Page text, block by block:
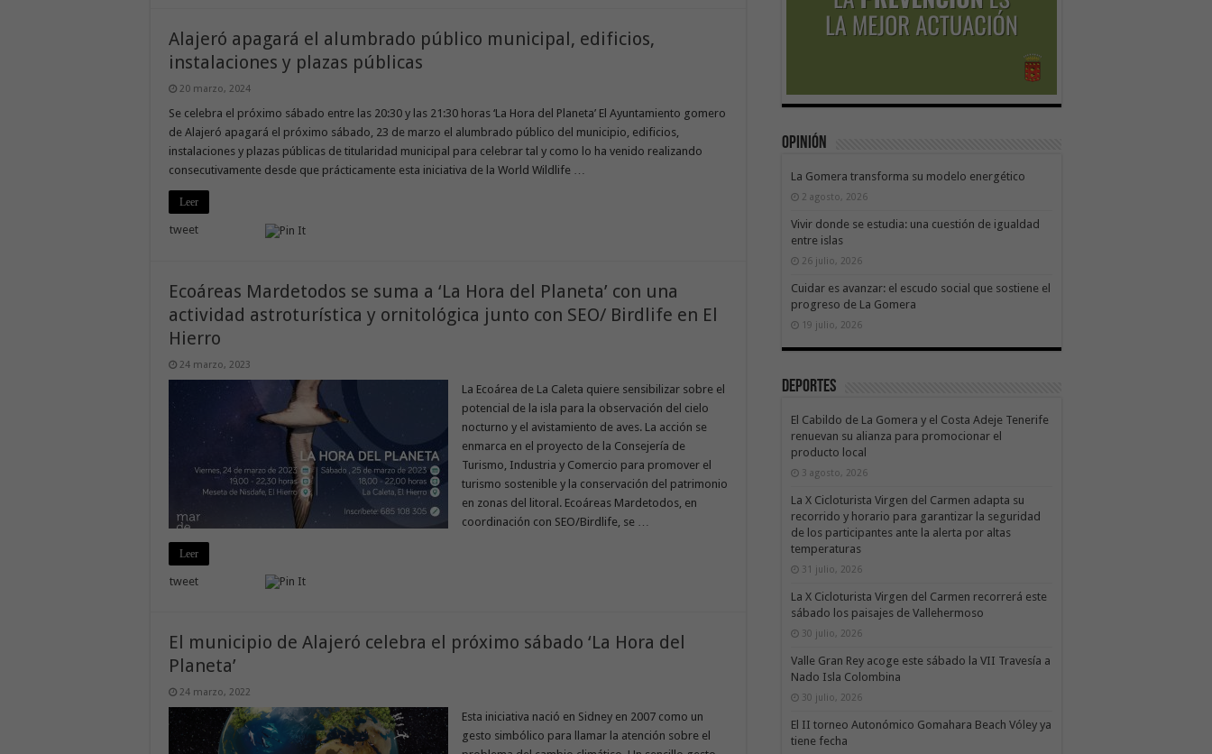
Alajeró apagará el alumbrado público municipal, edificios,
instalaciones y plazas públicas
20 marzo, 2024
Se celebra el próximo sábado entre las 20:30 y las 21:30 horas ‘La Hora del Planeta’ El Ayuntamiento gomero
de Alajeró apagará el próximo sábado, 23 de marzo el alumbrado público del municipio, edificios,
instalaciones y plazas públicas de titularidad municipal para celebrar tal y como lo ha venido realizando
consecutivamente desde que prácticamente esta iniciativa de la World Wildlife …
Leer
tweet
Ecoáreas Mardetodos se suma a ‘La Hora del Planeta’ con una
actividad astroturística y ornitológica junto con SEO/ Birdlife en El
Hierro
24 marzo, 2023
La Ecoárea de La Caleta quiere sensibilizar sobre el
potencial de la isla para la observación del cielo
nocturno y el avistamiento de aves. La acción se
enmarca en el proyecto de la Consejería de
Turismo, Industria y Comercio para promover el
turismo sostenible y la conservación del patrimonio
en zonas del litoral. Ecoáreas Mardetodos, en
coordinación con SEO/Birdlife, se …
Leer
tweet
El municipio de Alajeró celebra el próximo sábado ‘La Hora del
Planeta’
24 marzo, 2022
Esta iniciativa nació en Sidney en 2007 como un
gesto simbólico para llamar la atención sobre el
Opinión
La Gomera transforma su modelo energético
2 agosto, 2026
Vivir donde se estudia: una cuestión de igualdad
entre islas
26 julio, 2026
Cuidar es avanzar: el escudo social que sostiene el
progreso de La Gomera
19 julio, 2026
Deportes
El Cabildo de La Gomera y el Costa Adeje Tenerife
renuevan su alianza para promocionar el
producto local
3 agosto, 2026
La X Cicloturista Virgen del Carmen adapta su
recorrido y horario para garantizar la seguridad
de los participantes ante la alerta por altas
temperaturas
31 julio, 2026
La X Cicloturista Virgen del Carmen recorrerá este
sábado los paisajes de Vallehermoso
30 julio, 2026
Valle Gran Rey acoge este sábado la VII Travesía a
Nado Isla Colombina
30 julio, 2026
El II torneo Autonómico Gomahara Beach Vóley ya
tiene fecha